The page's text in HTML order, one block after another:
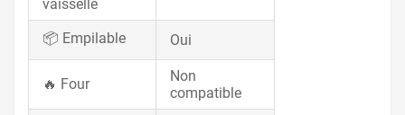
vaisselle
📦 Empilable Oui
🔥 Four
Non
compatible